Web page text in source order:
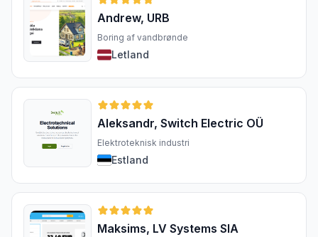
Andrew, URB
Boring af vandbrønde
Letland
Aleksandr, Switch Electric OÜ
Elektroteknisk industri
Estland
Maksims, LV Systems SIA